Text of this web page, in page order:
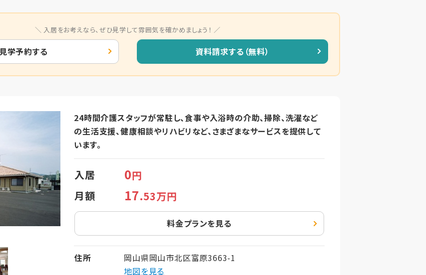
入居をお考えなら、ぜひ見学して雰囲気を確かめましょう！
見学予約する 資料請求する（無料）
24時間介護スタッフが常駐し、食事や入浴時の介助、掃除、洗濯など
の生活支援、健康相談やリハビリなど、さまざまなサービスを提供して
います。
入居 0円
月額
17.53万円
料金プランを見る
住所
岡山県岡山市北区富原3663-1
地図を見る